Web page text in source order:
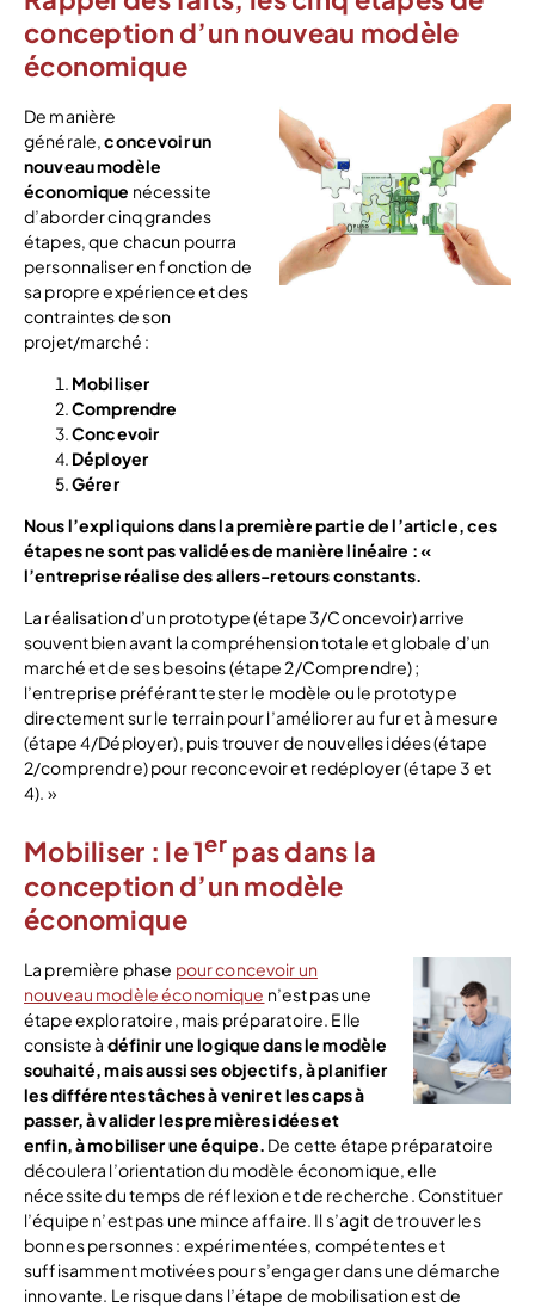
conception d’un nouveau modèle
économique
De manière
générale,concevoir un
nouveau modèle
économique nécessite
d’aborder cinq grandes
étapes, que chacun pourra
personnaliser en fonction de
sa propre expérience et des
contraintes de son
projet/marché :
Mobiliser
Comprendre
Concevoir
Déployer
Gérer
Nous l’expliquions dans la première partie de l’article, ces
étapes ne sont pas validées de manière linéaire : «
l’entreprise réalise des allers-retours constants.
La réalisation d’un prototype (étape 3/Concevoir) arrive
souvent bien avant la compréhension totale et globale d’un
marché et de ses besoins (étape 2/Comprendre) ;
l’entreprise préférant tester le modèle ou le prototype
directement sur le terrain pour l’améliorer au fur et à mesure
(étape 4/Déployer), puis trouver de nouvelles idées (étape
2/comprendre) pour reconcevoir et redéployer (étape 3 et
4). »
Mobiliser : le 1er pas dans la
conception d’un modèle
économique
La première phase pour concevoir un
nouveau modèle économique n’est pas une
étape exploratoire, mais préparatoire. Elle
consiste à définir une logique dans le modèle
souhaité, mais aussi ses objectifs, à planifier
les différentes tâches à venir et les caps à
passer, à valider les premières idées et
enfin, à mobiliser une équipe. De cette étape préparatoire
découlera l’orientation du modèle économique, elle
nécessite du temps de réflexion et de recherche. Constituer
l’équipe n’est pas une mince affaire. Il s’agit de trouver les
bonnes personnes : expérimentées, compétentes et
suffisamment motivées pour s’engager dans une démarche
innovante. Le risque dans l’étape de mobilisation est de